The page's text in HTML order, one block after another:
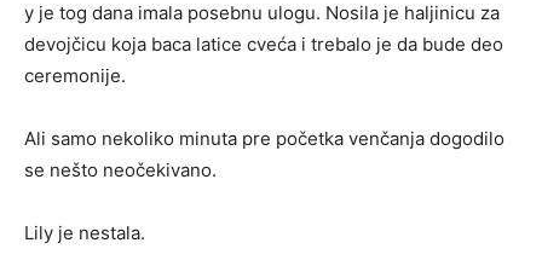
y je tog dana imala posebnu ulogu. Nosila je haljinicu za
devojčicu koja baca latice cveća i trebalo je da bude deo
ceremonije.
Ali samo nekoliko minuta pre početka venčanja dogodilo
se nešto neočekivano.
Lily je nestala.